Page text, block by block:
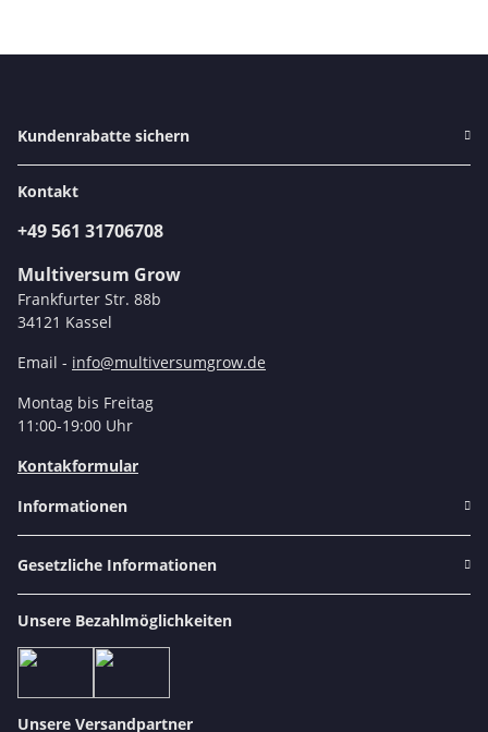
Kundenrabatte sichern
Kontakt
+49 561 31706708
Multiversum Grow
Frankfurter Str. 88b
34121 Kassel
Email - info@multiversumgrow.de
Montag bis Freitag
11:00-19:00 Uhr
Kontakformular
Informationen
Gesetzliche Informationen
Unsere Bezahlmöglichkeiten
Unsere Versandpartner